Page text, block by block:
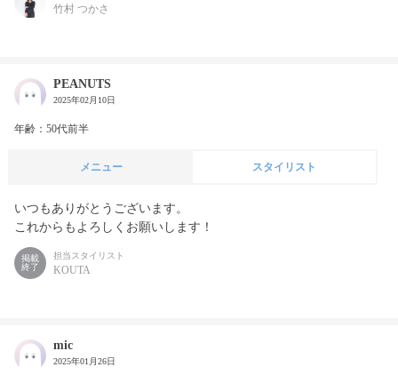
竹村 つかさ
PEANUTS
2025年02月10日
年齢：50代前半
メニュー スタイリスト
いつもありがとうございます。
これからもよろしくお願いします！
掲載
終了
担当スタイリスト
KOUTA
mic
2025年01月26日